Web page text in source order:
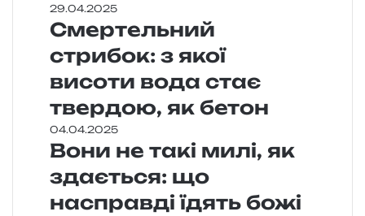
29.04.2025
Смертельний
стрибок: з якої
висоти вода стає
твердою, як бетон
04.04.2025
Вони не такі милі, як
здається: що
насправді їдять божі